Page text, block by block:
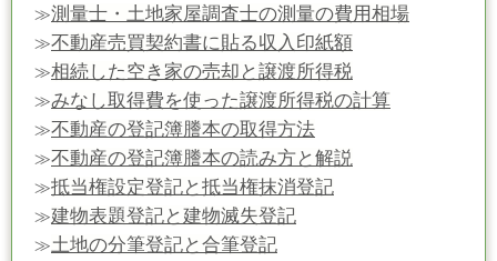
≫測量士・土地家屋調査士の測量の費用相場
≫不動産売買契約書に貼る収入印紙額
≫相続した空き家の売却と譲渡所得税
≫みなし取得費を使った譲渡所得税の計算
≫不動産の登記簿謄本の取得方法
≫不動産の登記簿謄本の読み方と解説
≫抵当権設定登記と抵当権抹消登記
≫建物表題登記と建物滅失登記
≫土地の分筆登記と合筆登記